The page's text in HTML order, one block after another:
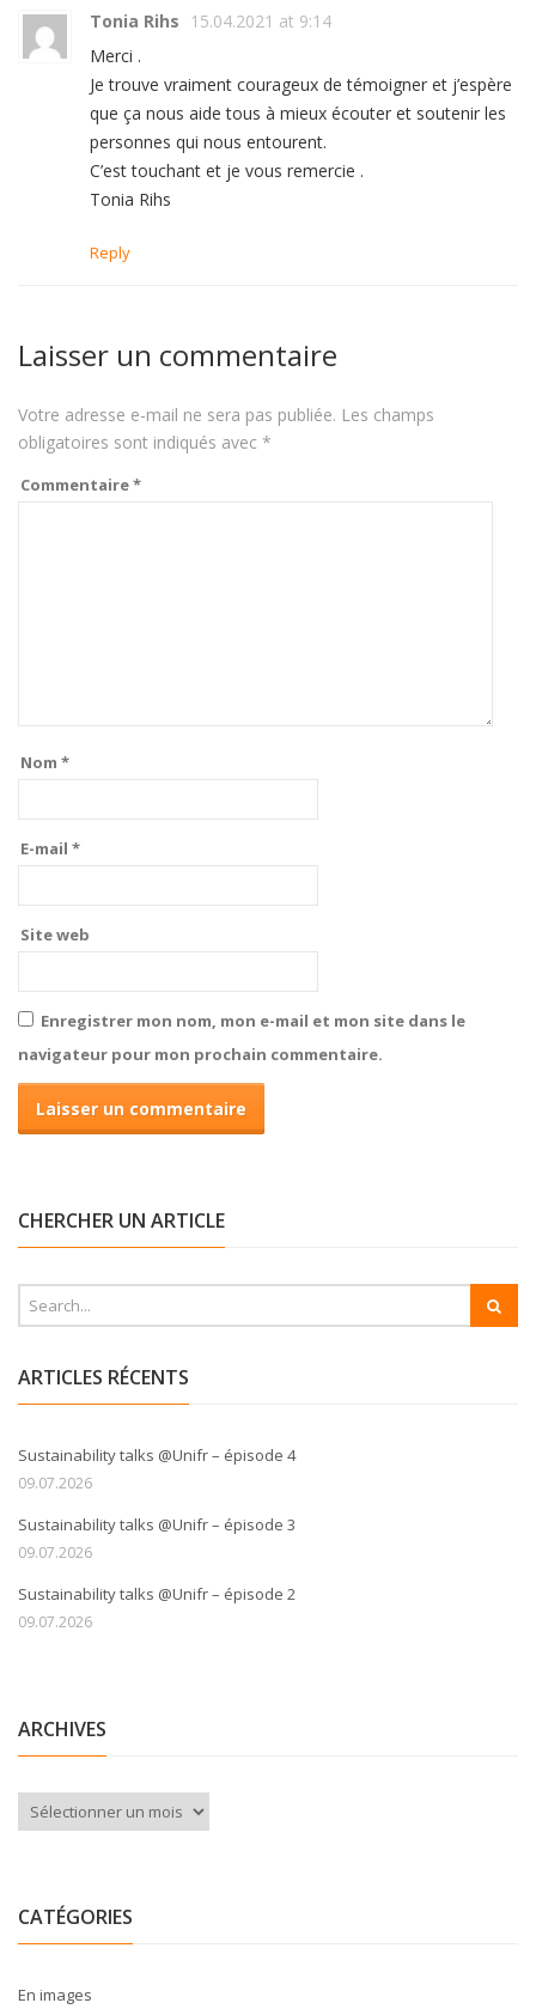
Tonia Rihs 15.04.2021 at 9:14
Merci .
Je trouve vraiment courageux de témoigner et j’espère
que ça nous aide tous à mieux écouter et soutenir les
personnes qui nous entourent.
C’est touchant et je vous remercie .
Tonia Rihs
Reply
Laisser un commentaire
Votre adresse e-mail ne sera pas publiée. Les champs
obligatoires sont indiqués avec *
Commentaire*
Nom *
E-mail *
Site web
Enregistrer mon nom, mon e-mail et mon site dans le
navigateur pour mon prochain commentaire.
CHERCHER UN ARTICLE
ARTICLES RÉCENTS
Sustainability talks @Unifr – épisode 4
09.07.2026
Sustainability talks @Unifr – épisode 3
09.07.2026
Sustainability talks @Unifr – épisode 2
09.07.2026
ARCHIVES
Archives
CATÉGORIES
En images